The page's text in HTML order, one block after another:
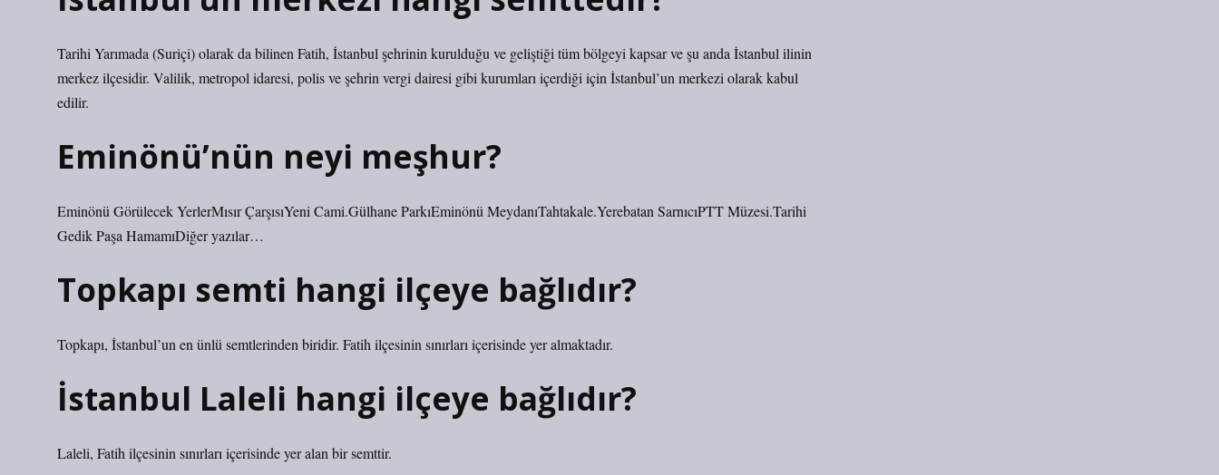
Tarihi Yarımada (Suriçi) olarak da bilinen Fatih, İstanbul şehrinin kurulduğu ve geliştiği tüm bölgeyi kapsar ve şu anda İstanbul ilinin
merkez ilçesidir. Valilik, metropol idaresi, polis ve şehrin vergi dairesi gibi kurumları içerdiği için İstanbul’un merkezi olarak kabul
edilir.
Eminönü’nün neyi meşhur?
Eminönü Görülecek YerlerMısır ÇarşısıYeni Cami.Gülhane ParkıEminönü MeydanıTahtakale.Yerebatan SarnıcıPTT Müzesi.Tarihi
Gedik Paşa HamamıDiğer yazılar…
Topkapı semti hangi ilçeye bağlıdır?
Topkapı, İstanbul’un en ünlü semtlerinden biridir. Fatih ilçesinin sınırları içerisinde yer almaktadır.
İstanbul Laleli hangi ilçeye bağlıdır?
Laleli, Fatih ilçesinin sınırları içerisinde yer alan bir semttir.